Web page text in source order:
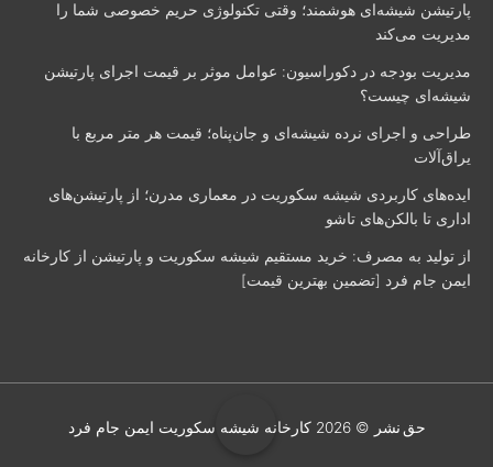
پارتیشن شیشه‌ای هوشمند؛ وقتی تکنولوژی حریم خصوصی شما را
مدیریت می‌کند
مدیریت بودجه در دکوراسیون: عوامل موثر بر قیمت اجرای پارتیشن
شیشه‌ای چیست؟
طراحی و اجرای نرده شیشه‌ای و جان‌پناه؛ قیمت هر متر مربع با
یراق‌آلات
ایده‌های کاربردی شیشه سکوریت در معماری مدرن؛ از پارتیشن‌های
اداری تا بالکن‌های تاشو
از تولید به مصرف: خرید مستقیم شیشه سکوریت و پارتیشن از کارخانه
ایمن جام فرد [تضمین بهترین قیمت]
حق نشر © 2026 کارخانه شیشه سکوریت ایمن جام فرد